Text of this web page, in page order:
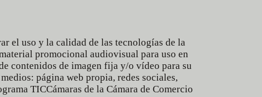
el uso y la calidad de las tecnologías de la
promocional audiovisual para uso en
contenidos de imagen fija y/o vídeo para su
página web propia, redes sociales,
TICCámaras de la Cámara de Comercio